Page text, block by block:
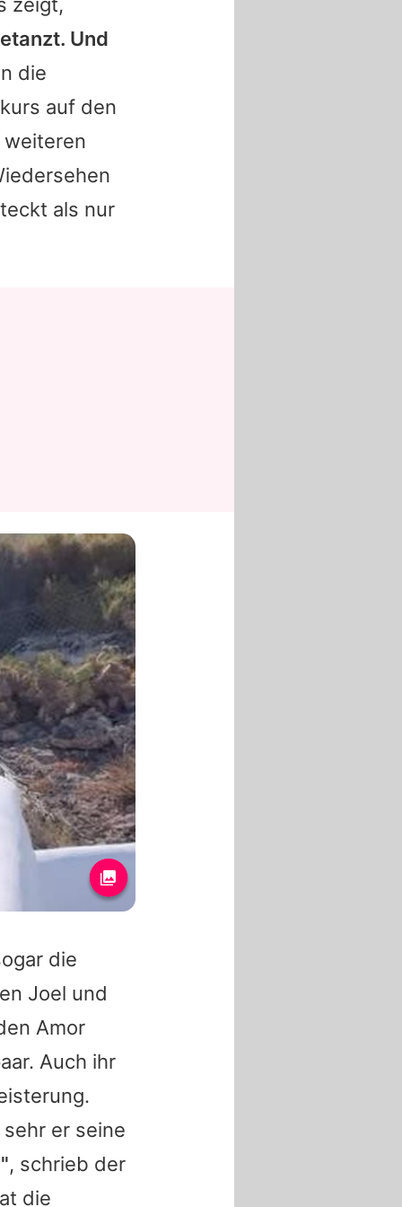
Und
die
auf den
als nur
die
Joel und
Amor
Auch ihr
er seine
, schrieb der
die